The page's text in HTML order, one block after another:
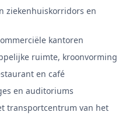
ziekenhuiskorridors en
kantoren
ruimte, kroonvorming
en café
en auditoriums
transportcentrum van het